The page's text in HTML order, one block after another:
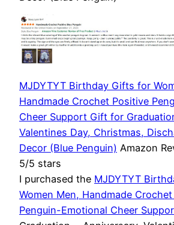
MJDYTYT Birthday Gifts for
Handmade Crochet Positive
Cheer Support Gift for
Valentines Day, Christmas,
Decor (Blue Penguin) Amazon
5/5 stars
I purchased the MJDYTYT
Women Men, Handmade
Penguin-Emotional Cheer